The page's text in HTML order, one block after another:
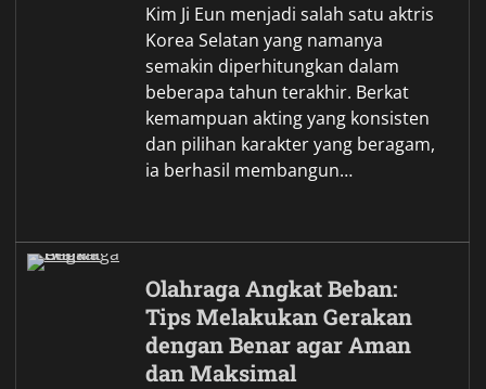
Kim Ji Eun menjadi salah satu aktris
Korea Selatan yang namanya
semakin diperhitungkan dalam
beberapa tahun terakhir. Berkat
kemampuan akting yang konsisten
dan pilihan karakter yang beragam,
ia berhasil membangun…
Olahraga Angkat Beban:
Tips Melakukan Gerakan
dengan Benar agar Aman
dan Maksimal